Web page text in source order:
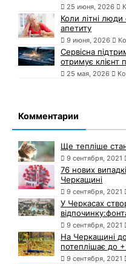
25 июня, 2026
Коли літні
апетиту
9 июня, 2026
Сервісна
отримує клієнт
25 мая, 2026
Комментарии
Ще тепліше
9 сентября, 2021
76 нових
Черкащині
9 сентября, 2021
У Черкасах
9 сентября, 2021
На Черкащині
потеплішає до
9 сентября, 2021